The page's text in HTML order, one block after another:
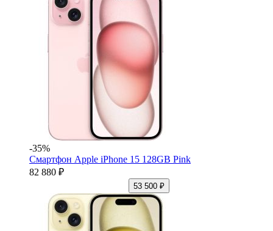
-35%
Смартфон Apple iPhone 15 128GB Pink
82 880 ₽
53 500 ₽